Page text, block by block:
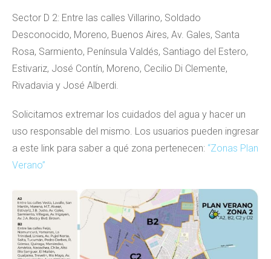
Sector D 2: Entre las calles Villarino, Soldado
Desconocido, Moreno, Buenos Aires, Av. Gales, Santa
Rosa, Sarmiento, Península Valdés, Santiago del Estero,
Estivariz, José Contín, Moreno, Cecilio Di Clemente,
Rivadavia y José Alberdi.
Solicitamos extremar los cuidados del agua y hacer un
uso responsable del mismo. Los usuarios pueden ingresar
a este link para saber a qué zona pertenecen: “Zonas Plan
Verano”